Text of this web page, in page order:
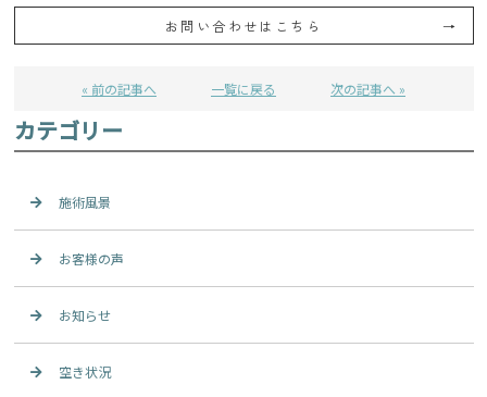
お問い合わせはこちら
« 前の記事へ 一覧に戻る 次の記事へ »
カテゴリー
施術風景
お客様の声
お知らせ
空き状況